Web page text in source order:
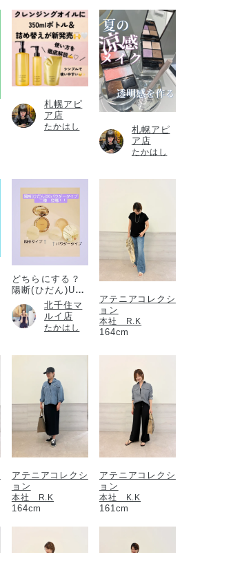
札幌アピ
ア店
たかはし
札幌アピ
ア店
たかはし
どちらにする？
陽断(ひだん)UV
パウダー北千住マ
ルイ店
たかはし
アテニアコレクシ
ョン
本社 R.K
164cm
アテニアコレクシ
ョン
本社 R.K
164cm
アテニアコレクシ
ョン
本社 K.K
161cm